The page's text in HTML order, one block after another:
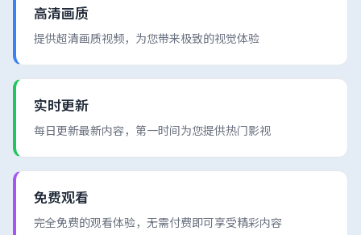
高清画质
提供超清画质视频，为您带来极致的视觉体验
实时更新
每日更新最新内容，第一时间为您提供热门影视
免费观看
完全免费的观看体验，无需付费即可享受精彩内容